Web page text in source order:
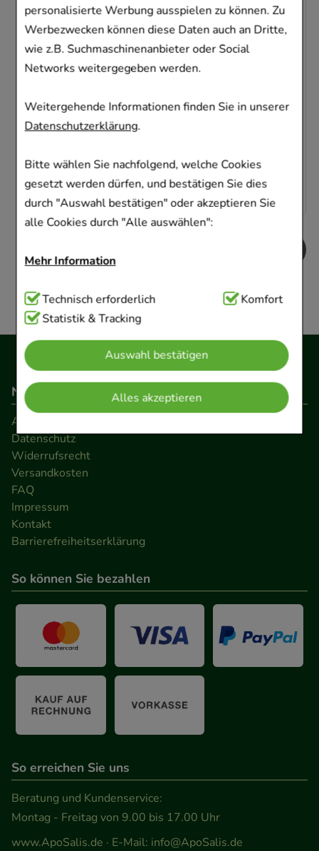
personalisierte Werbung ausspielen zu können. Zu
Werbezwecken können diese Daten auch an Dritte,
wie z.B. Suchmaschinenanbieter oder Social
Networks weitergegeben werden.
Weitergehende Informationen finden Sie in unserer
Datenschutzerklärung.
Bitte wählen Sie nachfolgend, welche Cookies
gesetzt werden dürfen, und bestätigen Sie dies
durch "Auswahl bestätigen" oder akzeptieren Sie
alle Cookies durch "Alle auswählen":
Mehr Information
Technisch Notwendig:Hierbei handelt es sich um
Cookies, die für die Grundfunktionen unserer
Website notwendig sind (z.B. Navigation,
Warenkorb, Kundenkonto), weshalb auf diese nicht
verzichtet werden kann.
Komfort:Diese Cookies werden genutzt um das
Einkaufserlebnis noch ansprechender zu gestalten,
beispielsweise für die Wiedererkennung des
Besuchers oder unsere Seite an bevorzugte
Verhaltensweisen (z.B. Spracheinstellung)
anzupassen. Komfort-Cookies ermöglichen es uns
auch auf Ihre Bedürfnisse zugeschrittene Inhalte
anzuzeigen und unser Partnerprogramm zu
Statistik & Tracking:Hierüber lassen sich
Informationen über die Art und Weise der Nutzung
unserer Website sammeln, mit deren Hilfe wir
unsere Website weiter für Sie optimieren können,
den Inhalt auf unserer Website aber auch die
Werbung auf Drittseiten möglichst relevant für Sie
Medien übertragen werden.
Technisch erforderlich
Komfort
Statistik & Tracking
Auswahl bestätigen
Alles akzeptieren
NASENSPRAY-ratiopharm Erwachsene
kons.frei
ratiopharm GmbH
00999831
1,93 €¹
193,00 €pro 1 l
Navigation
AGB
Datenschutz
Widerrufsrecht
Versandkosten
FAQ
Impressum
Kontakt
Barrierefreiheitserklärung
So können Sie bezahlen
So erreichen Sie uns
Beratung und Kundenservice:
Montag - Freitag von 9.00 bis 17.00 Uhr
www.ApoSalis.de · E-Mail: info@ApoSalis.de